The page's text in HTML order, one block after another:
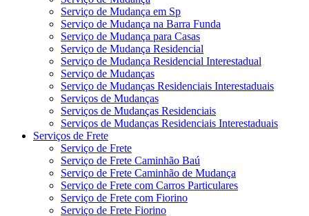
Serviço de Mudança em Sp
Serviço de Mudança na Barra Funda
Serviço de Mudança para Casas
Serviço de Mudança Residencial
Serviço de Mudança Residencial Interestadual
Serviço de Mudanças
Serviço de Mudanças Residenciais Interestaduais
Serviços de Mudanças
Serviços de Mudanças Residenciais
Serviços de Mudanças Residenciais Interestaduais
Serviços de Frete
Serviço de Frete
Serviço de Frete Caminhão Baú
Serviço de Frete Caminhão de Mudança
Serviço de Frete com Carros Particulares
Serviço de Frete com Fiorino
Serviço de Frete Fiorino